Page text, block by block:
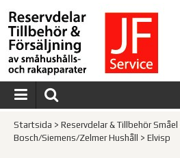
Startsida > Reservdelar & Tillbehör Småel
Bosch/Siemens/Zelmer Hushåll
> Elvisp